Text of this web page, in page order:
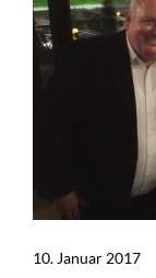
10. Januar 2017